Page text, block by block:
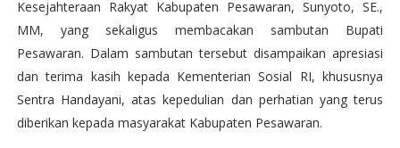
Kesejahteraan Rakyat Kabupaten Pesawaran, Sunyoto, SE.,
MM, yang sekaligus membacakan sambutan Bupati
Pesawaran. Dalam sambutan tersebut disampaikan apresiasi
dan terima kasih kepada Kementerian Sosial RI, khususnya
Sentra Handayani, atas kepedulian dan perhatian yang terus
diberikan kepada masyarakat Kabupaten Pesawaran.